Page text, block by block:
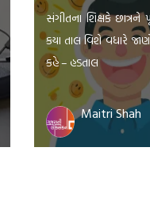
સંગીતના શિક્ષકે
કયા તાલ વિશે વધારે
કહે – હડતાલ
Maitri Shah